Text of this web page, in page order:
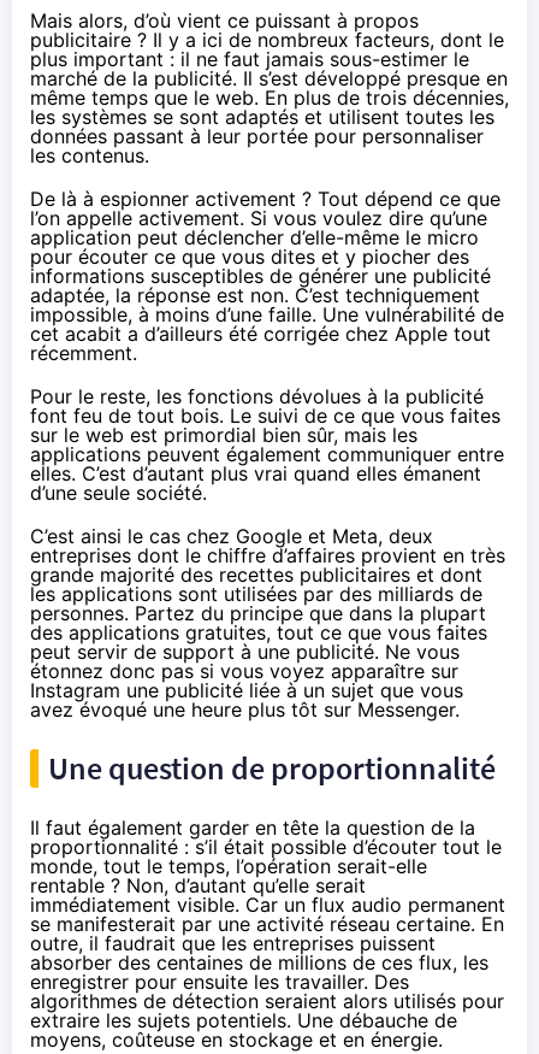
Mais alors, d’où vient ce puissant à propos
publicitaire ? Il y a ici de nombreux facteurs, dont le
plus important : il ne faut jamais sous-estimer le
marché de la publicité. Il s’est développé presque en
même temps que le web. En plus de trois décennies,
les systèmes se sont adaptés et utilisent toutes les
données passant à leur portée pour personnaliser
les contenus.
De là à espionner activement ? Tout dépend ce que
l’on appelle activement. Si vous voulez dire qu’une
application peut déclencher d’elle-même le micro
pour écouter ce que vous dites et y piocher des
informations susceptibles de générer une publicité
adaptée, la réponse est non. C’est techniquement
impossible, à moins d’une faille. Une vulnérabilité de
cet acabit a d’ailleurs été corrigée chez Apple tout
récemment.
Pour le reste, les fonctions dévolues à la publicité
font feu de tout bois. Le suivi de ce que vous faites
sur le web est primordial bien sûr, mais les
applications peuvent également communiquer entre
elles. C’est d’autant plus vrai quand elles émanent
d’une seule société.
C’est ainsi le cas chez Google et Meta, deux
entreprises dont le chiffre d’affaires provient en très
grande majorité des recettes publicitaires et dont
les applications sont utilisées par des milliards de
personnes. Partez du principe que dans la plupart
des applications gratuites, tout ce que vous faites
peut servir de support à une publicité. Ne vous
étonnez donc pas si vous voyez apparaître sur
Instagram une publicité liée à un sujet que vous
avez évoqué une heure plus tôt sur Messenger.
Une question de proportionnalité
Il faut également garder en tête la question de la
proportionnalité : s’il était possible d’écouter tout le
monde, tout le temps, l’opération serait-elle
rentable ? Non, d’autant qu’elle serait
immédiatement visible. Car un flux audio permanent
se manifesterait par une activité réseau certaine. En
outre, il faudrait que les entreprises puissent
absorber des centaines de millions de ces flux, les
enregistrer pour ensuite les travailler. Des
algorithmes de détection seraient alors utilisés pour
extraire les sujets potentiels. Une débauche de
moyens, coûteuse en stockage et en énergie.